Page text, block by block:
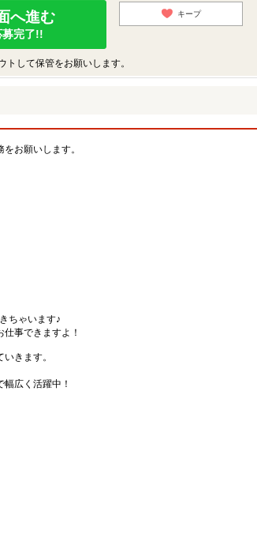
へ進む
募完了!!
キープ
して保管をお願いします。
お願いします。
ちゃいます♪
事できますよ！
きます。
広く活躍中！